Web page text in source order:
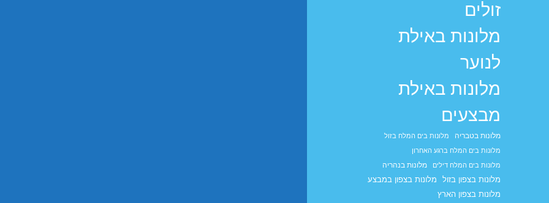
זולים
מלונות באילת
לנוער
מלונות באילת
מבצעים
מלונות בטבריה
מלונות בים המלח בזול
מלונות בים המלח ברגע האחרון
מלונות בים המלח דילים
מלונות בנהריה
מלונות בצפון בזול
מלונות בצפון במבצע
מלונות בצפון הארץ